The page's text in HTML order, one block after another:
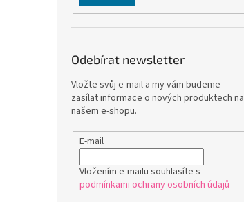
Odebírat newsletter
Vložte svůj e-mail a my vám budeme
zasílat informace o nových produktech na
našem e-shopu.
E-mail
Vložením e-mailu souhlasíte s
podmínkami ochrany osobních údajů